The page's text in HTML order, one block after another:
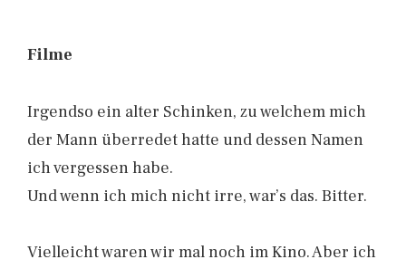
Filme
Irgendso ein alter Schinken, zu welchem mich
der Mann überredet hatte und dessen Namen
ich vergessen habe.
Und wenn ich mich nicht irre, war’s das. Bitter.
Vielleicht waren wir mal noch im Kino. Aber ich